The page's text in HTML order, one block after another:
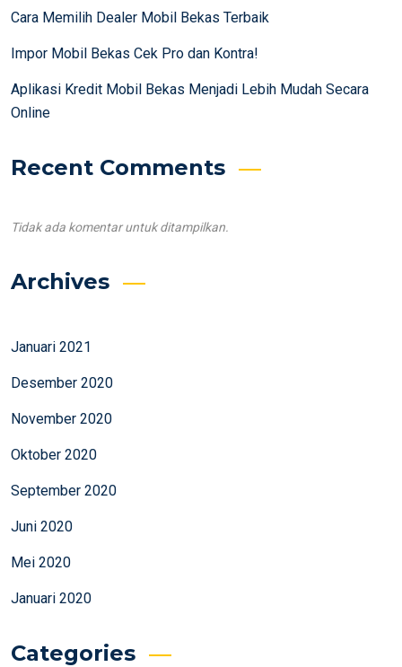
Cara Memilih Dealer Mobil Bekas Terbaik
Impor Mobil Bekas Cek Pro dan Kontra!
Aplikasi Kredit Mobil Bekas Menjadi Lebih Mudah Secara
Online
Recent Comments
Tidak ada komentar untuk ditampilkan.
Archives
Januari 2021
Desember 2020
November 2020
Oktober 2020
September 2020
Juni 2020
Mei 2020
Januari 2020
Categories